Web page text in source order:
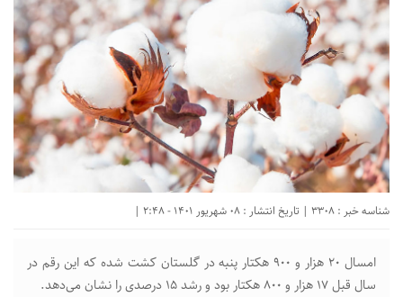
شناسه خبر : 3308 | تاریخ انتشار : 08 شهریور 1401 - 2:48 |
امسال ۲۰ هزار و ۹۰۰ هکتار پنبه در گلستان کشت شده که این رقم در
سال قبل ۱۷ هزار و ۸۰۰ هکتار بود و رشد ۱۵ درصدی را نشان می‌دهد.